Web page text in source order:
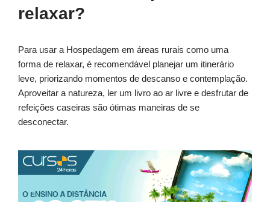
relaxar?
Para usar a Hospedagem em áreas rurais como uma
forma de relaxar, é recomendável planejar um itinerário
leve, priorizando momentos de descanso e contemplação.
Aproveitar a natureza, ler um livro ao ar livre e desfrutar de
refeições caseiras são ótimas maneiras de se
desconectar.